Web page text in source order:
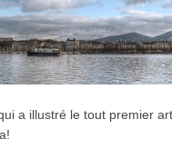
a illustré le tout premier